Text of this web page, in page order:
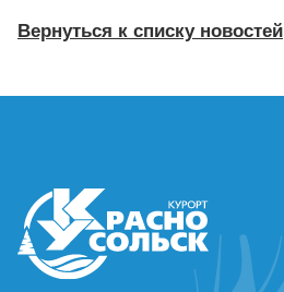
Вернуться к списку новостей